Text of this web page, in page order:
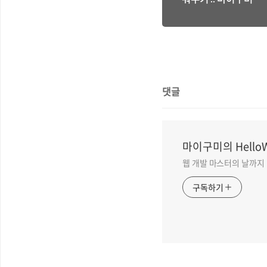
댓글
마이구미의
웹 개발 마스터의 날까지
구독하기